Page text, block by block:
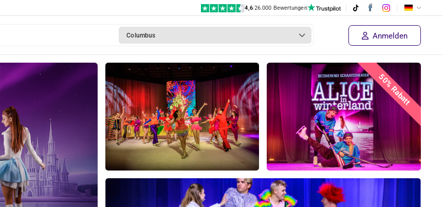
4,6|26.000 Bewertungen
Columbus Anmelden
50% Rabatt
Preis des Lieferanten € 29,95
ausverkauft!